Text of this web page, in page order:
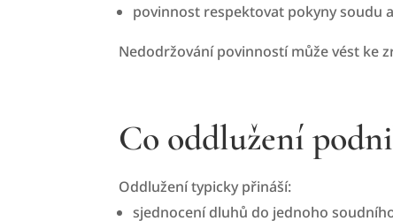
povinnost respektovat pokyny soudu
Nedodržování povinností může vést ke
Co oddlužení
Oddlužení typicky přináší:
sjednocení dluhů do jednoho